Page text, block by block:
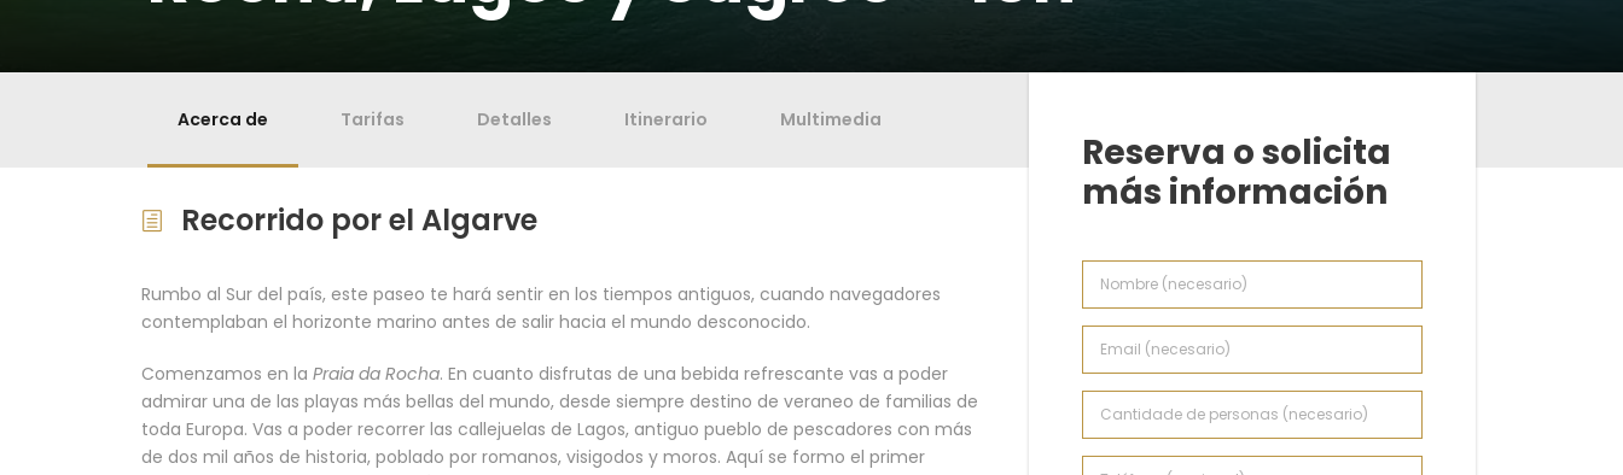
Reserva o solicita
más información
Acerca de Tarifas Detalles Itinerario Multimedia
Recorrido por el Algarve
Rumbo al Sur del país, este paseo te hará sentir en los tiempos antiguos, cuando navegadores
contemplaban el horizonte marino antes de salir hacia el mundo desconocido.
Comenzamos en la Praia da Rocha. En cuanto disfrutas de una bebida refrescante vas a poder
admirar una de las playas más bellas del mundo, desde siempre destino de veraneo de familias de
toda Europa. Vas a poder recorrer las callejuelas de Lagos, antiguo pueblo de pescadores con más
de dos mil años de historia, poblado por romanos, visigodos y moros. Aquí se formo el primer